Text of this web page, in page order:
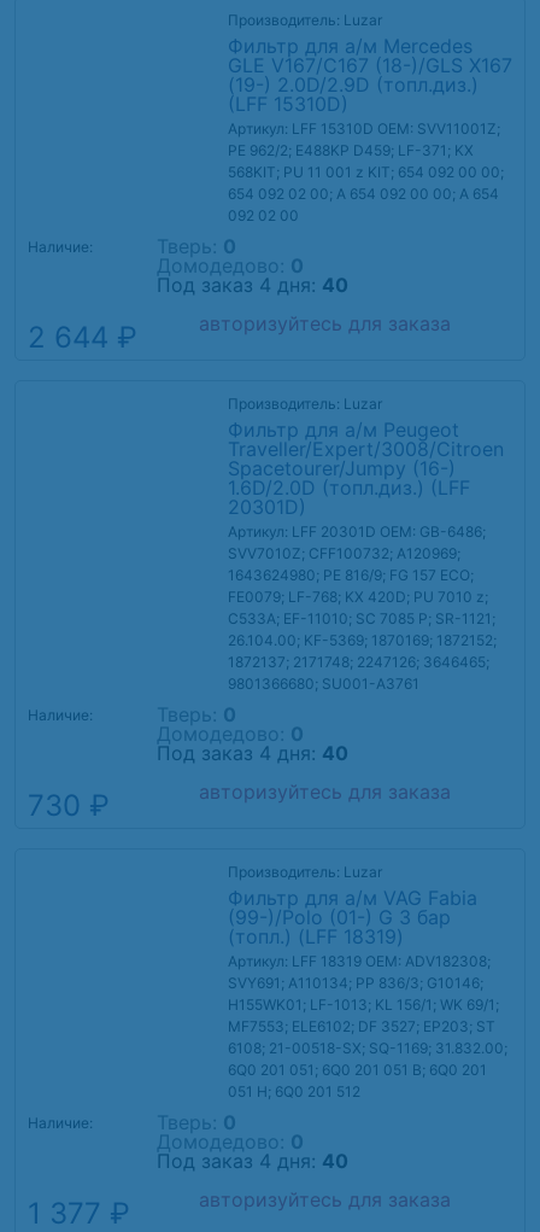
Производитель: Luzar
Фильтр для а/м Mercedes
GLE V167/C167 (18-)/GLS X167
(19-) 2.0D/2.9D (топл.диз.)
(LFF 15310D)
Артикул: LFF 15310D OEM: SVV11001Z;
PE 962/2; E488KP D459; LF-371; KX
568KIT; PU 11 001 z KIT; 654 092 00 00;
654 092 02 00; A 654 092 00 00; A 654
092 02 00
Наличие:
Тверь: 0
Домодедово: 0
Под заказ 4 дня: 40
2 644 ₽ авторизуйтесь для заказа
Производитель: Luzar
Фильтр для а/м Peugeot
Traveller/Expert/3008/Citroen
Spacetourer/Jumpy (16-)
1.6D/2.0D (топл.диз.) (LFF
20301D)
Артикул: LFF 20301D OEM: GB-6486;
SVV7010Z; CFF100732; A120969;
1643624980; PE 816/9; FG 157 ECO;
FE0079; LF-768; KX 420D; PU 7010 z;
C533A; EF-11010; SC 7085 P; SR-1121;
26.104.00; KF-5369; 1870169; 1872152;
1872137; 2171748; 2247126; 3646465;
9801366680; SU001-A3761
Наличие:
Тверь: 0
Домодедово: 0
Под заказ 4 дня: 40
730 ₽ авторизуйтесь для заказа
Производитель: Luzar
Фильтр для а/м VAG Fabia
(99-)/Polo (01-) G 3 бар
(топл.) (LFF 18319)
Артикул: LFF 18319 OEM: ADV182308;
SVY691; A110134; PP 836/3; G10146;
H155WK01; LF-1013; KL 156/1; WK 69/1;
MF7553; ELE6102; DF 3527; EP203; ST
6108; 21-00518-SX; SQ-1169; 31.832.00;
6Q0 201 051; 6Q0 201 051 B; 6Q0 201
051 H; 6Q0 201 512
Наличие:
Тверь: 0
Домодедово: 0
Под заказ 4 дня: 40
1 377 ₽ авторизуйтесь для заказа